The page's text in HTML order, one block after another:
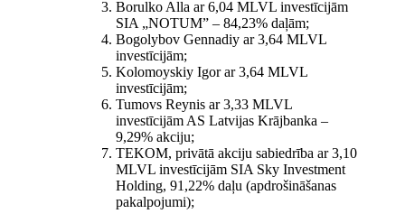
Borulko Alla ar 6,04 MLVL investīcijām
SIA „NOTUM” – 84,23% daļām;
Bogolybov Gennadiy ar 3,64 MLVL
investīcijām;
Kolomoyskiy Igor ar 3,64 MLVL
investīcijām;
Tumovs Reynis ar 3,33 MLVL
investīcijām AS Latvijas Krājbanka –
9,29% akciju;
TEKOM, privātā akciju sabiedrība ar 3,10
MLVL investīcijām SIA Sky Investment
Holding, 91,22% daļu (apdrošināšanas
pakalpojumi);